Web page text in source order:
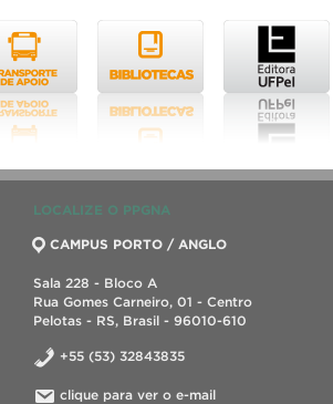
LOCALIZE O PPGNA
CAMPUS PORTO / ANGLO
Sala 228 - Bloco A
Rua Gomes Carneiro, 01 - Centro
Pelotas - RS, Brasil - 96010-610
+55 (53) 32843835
clique para ver o e-mail